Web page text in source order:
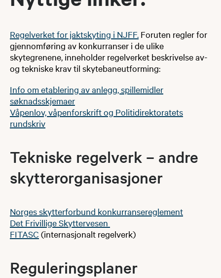
Regelverket for jaktskyting i NJFF. Foruten regler for
gjennomføring av konkurranser i de ulike
skytegrenene, inneholder regelverket beskrivelse av-
og tekniske krav til skytebaneutforming:
Info om etablering av anlegg, spillemidler
søknadsskjemaer
Våpenlov, våpenforskrift og Politidirektoratets
rundskriv
​Tekniske regelverk – andre
skytterorganisasjoner
Norges skytterforbund konkurransereglement
Det Frivillige Skyttervesen
FITASC (internasjonalt regelverk)​
Regulerings​planer​